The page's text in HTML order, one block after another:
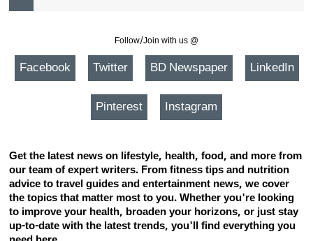
Follow/Join with us @
Facebook Twitter BD Newspaper LinkedIn
Pinterest Instagram
Get the latest news on lifestyle, health, food, and more from
our team of expert writers. From fitness tips and nutrition
advice to travel guides and entertainment news, we cover
the topics that matter most to you. Whether you're looking
to improve your health, broaden your horizons, or just stay
up-to-date with the latest trends, you'll find everything you